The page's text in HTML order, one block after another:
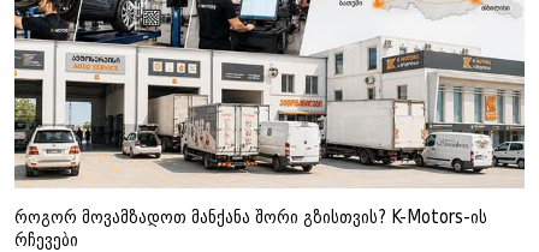
როგორ მოვამზადოთ მანქანა შორი გზისთვის? K-Motors-ის
რჩევები